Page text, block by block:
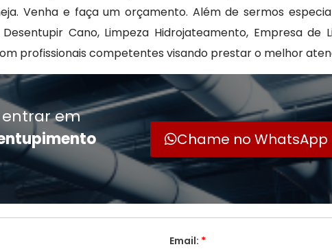
Venha e faça um orçamento. Além de sermos
Cano, Limpeza Hidrojateamento, Empresa de
profissionais competentes visando prestar o melhor
em
Chame no WhatsApp
Email: *